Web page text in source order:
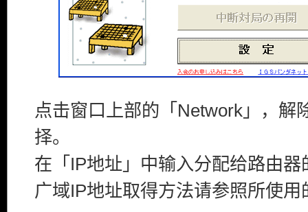
点击窗口上部的「Network」，解
择。
在「IP地址」中输入分配给路由器
广域IP地址取得方法请参照所使